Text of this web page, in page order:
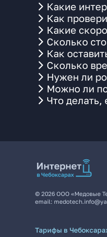
Какие
Как
Какие
Сколько
Как
Сколько
Нужен ли
Можно ли
Что
© 2026 ООО «Медовые
email:
Тарифы в